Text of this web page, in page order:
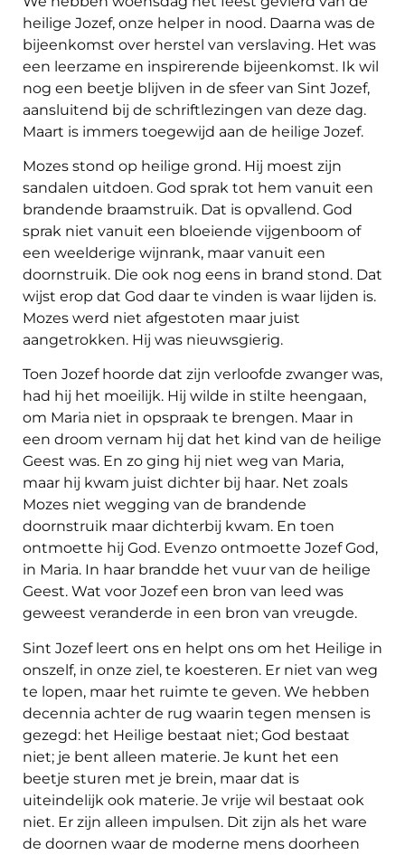
heilige Jozef, onze helper in nood. Daarna was de
bijeenkomst over herstel van verslaving. Het was
een leerzame en inspirerende bijeenkomst. Ik wil
nog een beetje blijven in de sfeer van Sint Jozef,
aansluitend bij de schriftlezingen van deze dag.
Maart is immers toegewijd aan de heilige Jozef.
Mozes stond op heilige grond. Hij moest zijn
sandalen uitdoen. God sprak tot hem vanuit een
brandende braamstruik. Dat is opvallend. God
sprak niet vanuit een bloeiende vijgenboom of
een weelderige wijnrank, maar vanuit een
doornstruik. Die ook nog eens in brand stond. Dat
wijst erop dat God daar te vinden is waar lijden is.
Mozes werd niet afgestoten maar juist
aangetrokken. Hij was nieuwsgierig.
Toen Jozef hoorde dat zijn verloofde zwanger was,
had hij het moeilijk. Hij wilde in stilte heengaan,
om Maria niet in opspraak te brengen. Maar in
een droom vernam hij dat het kind van de heilige
Geest was. En zo ging hij niet weg van Maria,
maar hij kwam juist dichter bij haar. Net zoals
Mozes niet wegging van de brandende
doornstruik maar dichterbij kwam. En toen
ontmoette hij God. Evenzo ontmoette Jozef God,
in Maria. In haar brandde het vuur van de heilige
Geest. Wat voor Jozef een bron van leed was
geweest veranderde in een bron van vreugde.
Sint Jozef leert ons en helpt ons om het Heilige in
onszelf, in onze ziel, te koesteren. Er niet van weg
te lopen, maar het ruimte te geven. We hebben
decennia achter de rug waarin tegen mensen is
gezegd: het Heilige bestaat niet; God bestaat
niet; je bent alleen materie. Je kunt het een
beetje sturen met je brein, maar dat is
uiteindelijk ook materie. Je vrije wil bestaat ook
niet. Er zijn alleen impulsen. Dit zijn als het ware
de doornen waar de moderne mens doorheen